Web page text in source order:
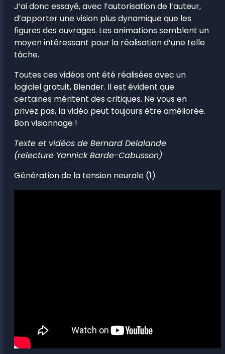
J’ai donc essayé, avec l’autorisation de l’auteur,
d’apporter une vision plus dynamique que les
figures des ouvrages. Les animations semblent un
moyen intéressant pour la réalisation d’une telle
tâche.
Toutes ces vidéos ont été réalisées avec un
logiciel gratuit, Blender. Il est évident que
certaines méritent des critiques. Ne vous en
privez pas, la vidéo peut toujours être améliorée.
Bon visionnage !
Texte et vidéos de Bernard Delalande
(relecture Yannick Barde-Cabusson)
Génération de la tension neurale (1)